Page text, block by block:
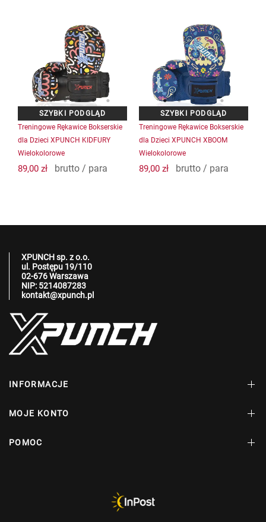
Treningowe Rękawice Bokserskie
dla Dzieci XPUNCH KIDFURY
Wielokolorowe
89,00 zł brutto / para
Treningowe Rękawice Bokserskie
dla Dzieci XPUNCH XBOOM
Wielokolorowe
89,00 zł brutto / para
XPUNCH sp. z o.o.
ul. Postępu 19/110
02-676 Warszawa
NIP: 5214087283
kontakt@xpunch.pl
INFORMACJE
MOJE KONTO
POMOC